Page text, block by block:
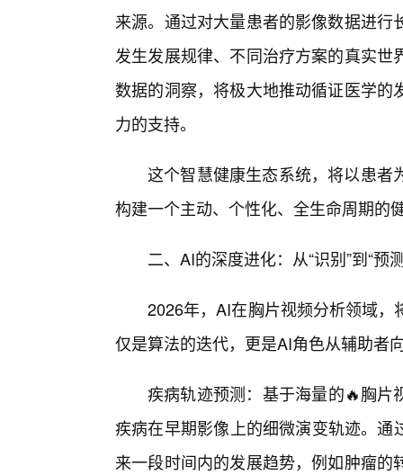
来源。通过对大量患者的影像数据进
发生发展规律、不同治疗方案的真实
数据的洞察，将极大地推动循证医学
力的支持。
这个智慧健康生态系统，将以患者
构建一个主动、个性化、全生命周期的
二、AI的深度进化：从“识别”到“预
2026年，AI在胸片视频分析领域，
仅是算法的迭代，更是AI角色从辅助者
疾病轨迹预测：基于海量的🔥胸
疾病在早期影像上的细微演变轨迹。
来一段时间内的发展趋势，例如肿瘤